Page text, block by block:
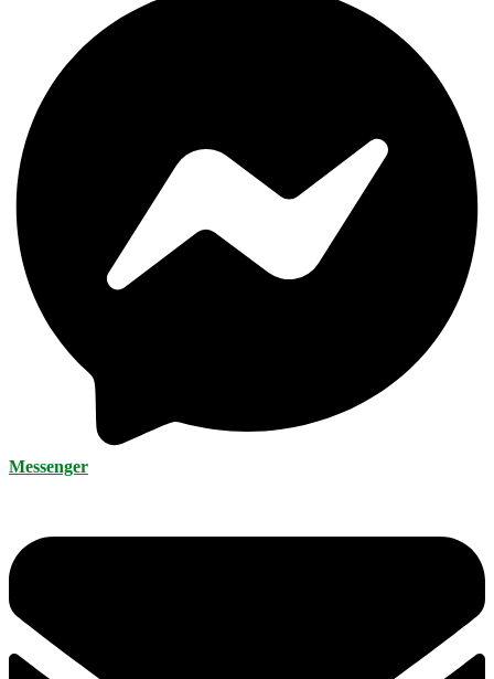
Messenger